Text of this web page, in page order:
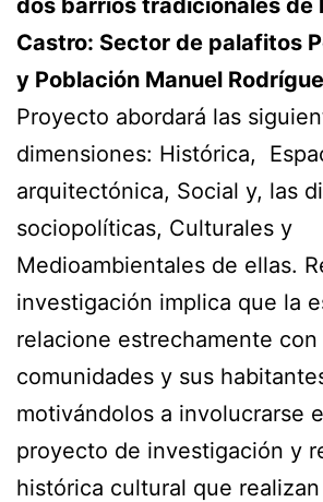
dos barrios tradicionales de
Castro: Sector de palafitos
y Población Manuel
Proyecto abordará las
dimensiones: Histórica,
arquitectónica, Social y, las
sociopolíticas, Culturales y
Medioambientales de ellas.
investigación implica que la
relacione estrechamente con
comunidades y sus
motivándolos a involucrarse
proyecto de investigación y
histórica cultural que